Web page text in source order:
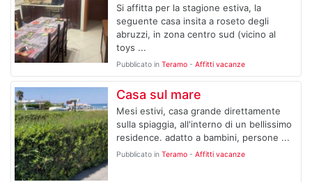
Si affitta per la stagione estiva, la
seguente casa insita a roseto degli
abruzzi, in zona centro sud (vicino al
toys ...
Pubblicato in Teramo- Affitti vacanze
Casa sul mare
Mesi estivi, casa grande direttamente
sulla spiaggia, all'interno di un bellissimo
residence. adatto a bambini, persone ...
Pubblicato in Teramo- Affitti vacanze